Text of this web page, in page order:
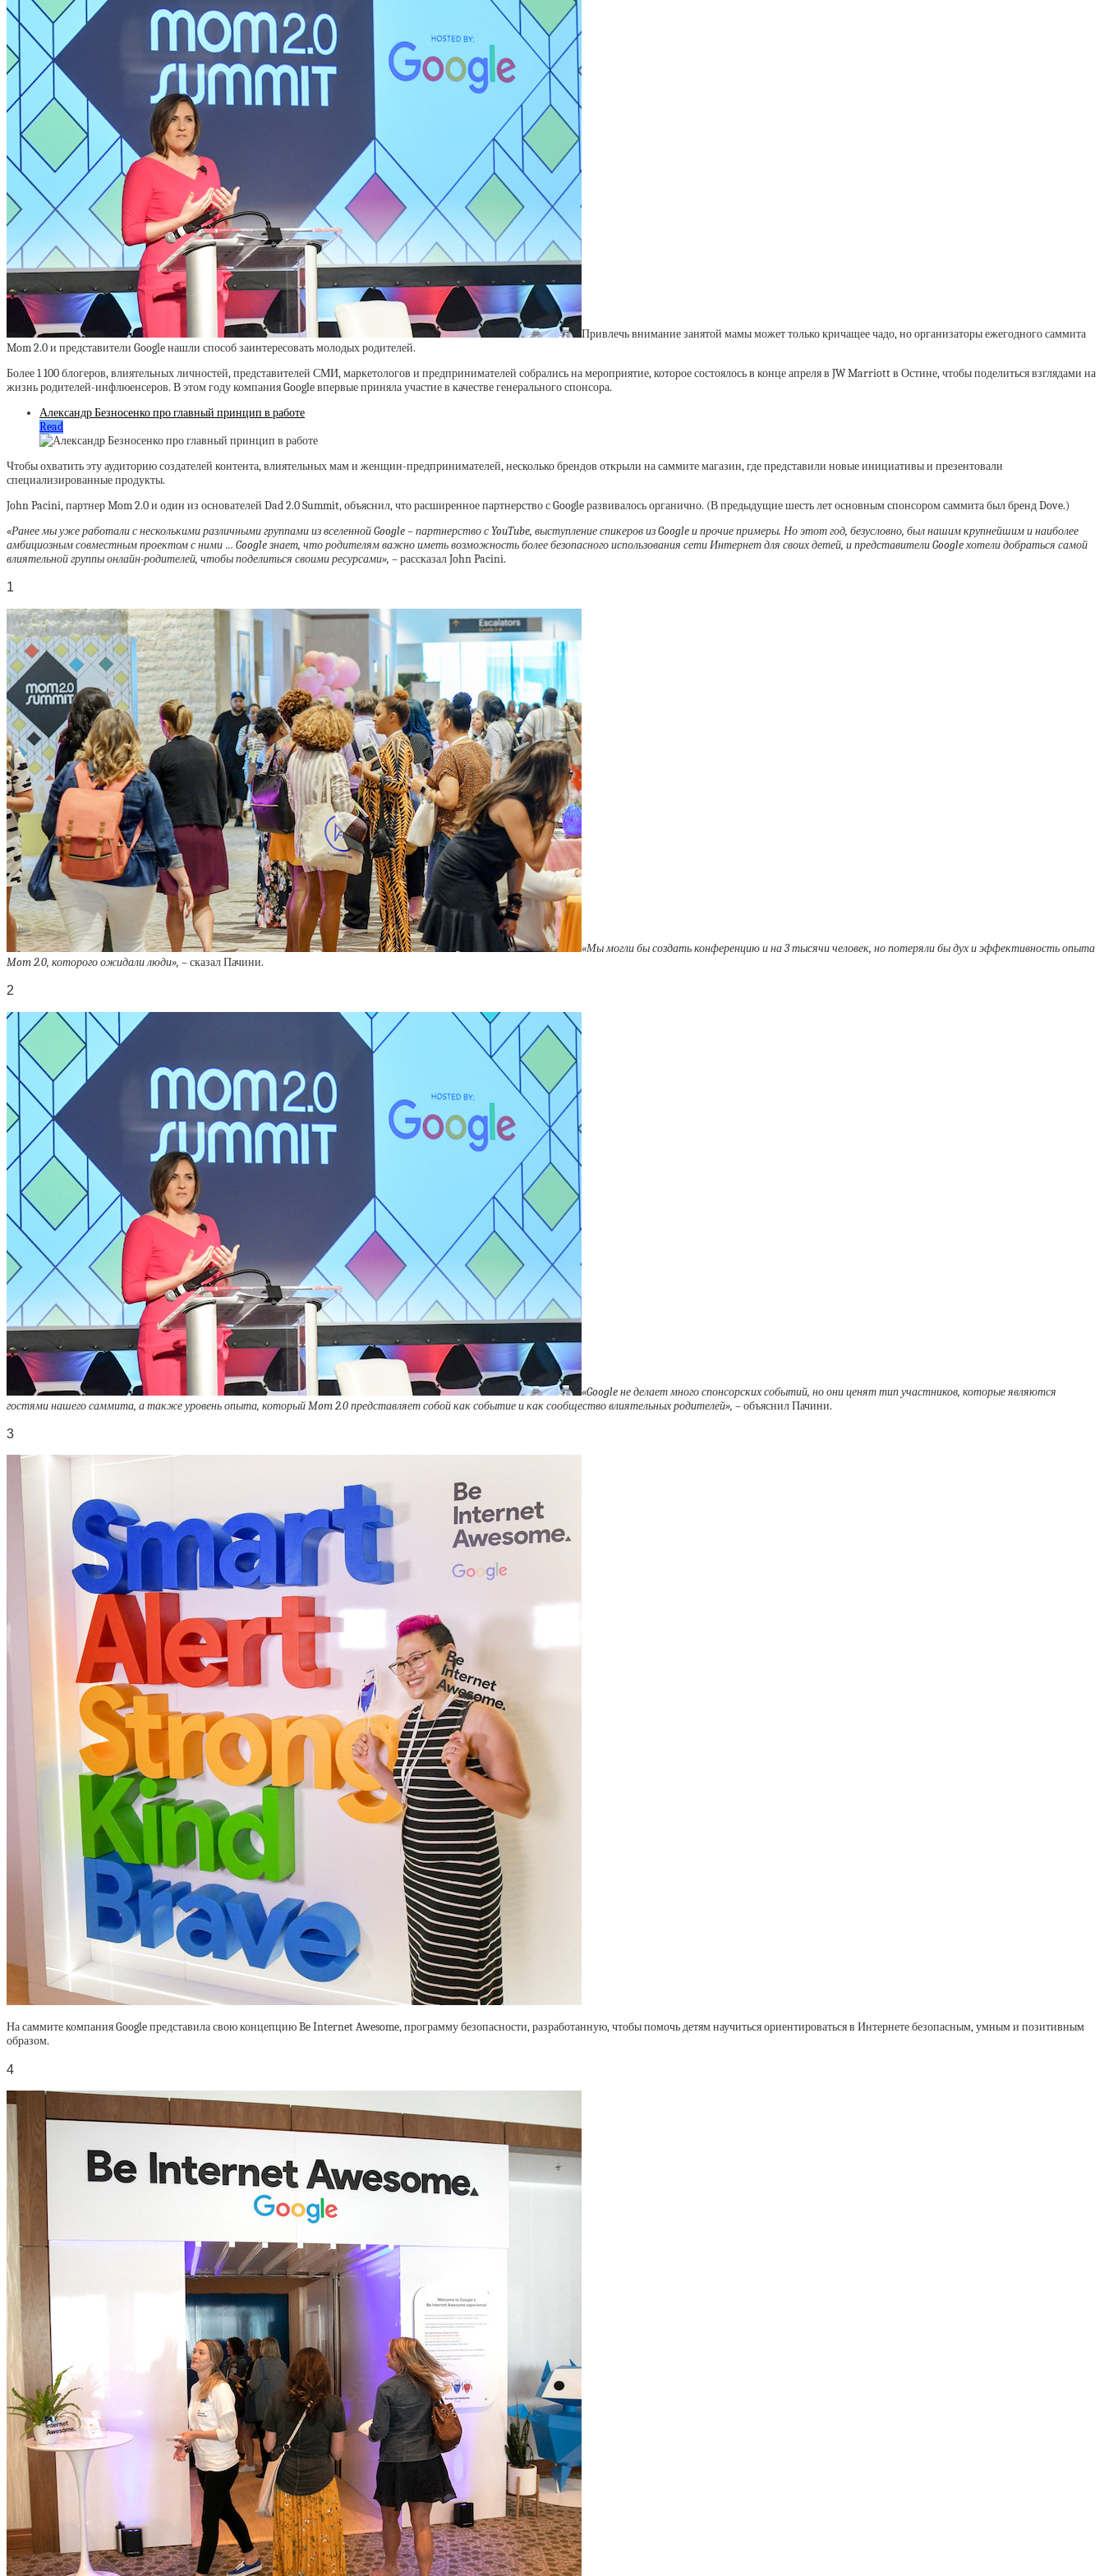
Привлечь внимание занятой мамы может только кричащее чадо, но организаторы ежегодного саммита
Mom 2.0 и представители Google нашли способ заинтересовать молодых родителей.
Более 1 100 блогеров, влиятельных личностей, представителей СМИ, маркетологов и предпринимателей собрались на мероприятие, которое состоялось в конце апреля в JW Marriott в Остине, чтобы поделиться взглядами на
жизнь родителей-инфлюенсеров. В этом году компания Google впервые приняла участие в качестве генерального спонсора.
Александр Безносенко про главный принцип в работе
Read
Чтобы охватить эту аудиторию создателей контента, влиятельных мам и женщин-предпринимателей, несколько брендов открыли на саммите магазин, где представили новые инициативы и презентовали
специализированные продукты.
John Pacini, партнер Mom 2.0 и один из основателей Dad 2.0 Summit, объяснил, что расширенное партнерство с Google развивалось органично. (В предыдущие шесть лет основным спонсором саммита был бренд Dove.)
«Ранее мы уже работали с несколькими различными группами из вселенной Google – партнерство с YouTube, выступление спикеров из Google и прочие примеры. Но этот год, безусловно, был нашим крупнейшим и наиболее
амбициозным совместным проектом с ними … Google знает, что родителям важно иметь возможность более безопасного использования сети Интернет для своих детей, и представители Google хотели добраться самой
влиятельной группы онлайн-родителей, чтобы поделиться своими ресурсами», – рассказал John Pacini.
1
«Мы могли бы создать конференцию и на 3 тысячи человек, но потеряли бы дух и эффективность опыта
Mom 2.0, которого ожидали люди», – сказал Пачини.
2
«Google не делает много спонсорских событий, но они ценят тип участников, которые являются
гостями нашего саммита, а также уровень опыта, который Mom 2.0 представляет собой как событие и как сообщество влиятельных родителей», – объяснил Пачини.
3
На саммите компания Google представила свою концепцию Be Internet Awesome, программу безопасности, разработанную, чтобы помочь детям научиться ориентироваться в Интернете безопасным, умным и позитивным
образом.
4